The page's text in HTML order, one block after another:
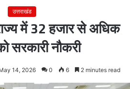
उत्तराखंड
में 32 हजार से अधिक
सरकारी नौकरी
14, 2026 0 6 2 minutes read